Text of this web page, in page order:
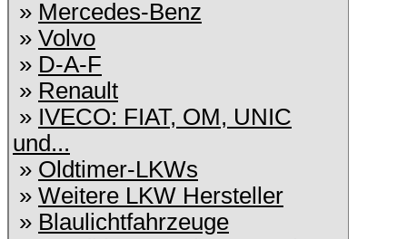
» Mercedes-Benz
» Volvo
» D-A-F
» Renault
» IVECO: FIAT, OM, UNIC
und...
» Oldtimer-LKWs
» Weitere LKW Hersteller
» Blaulichtfahrzeuge